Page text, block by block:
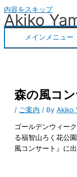
内容をスキップ
Akiko
メインメニュー
森の風コ
/ ご案内 / ByAkiko
ゴールデンウィー
る福智山ろく花公
風コンサート』に